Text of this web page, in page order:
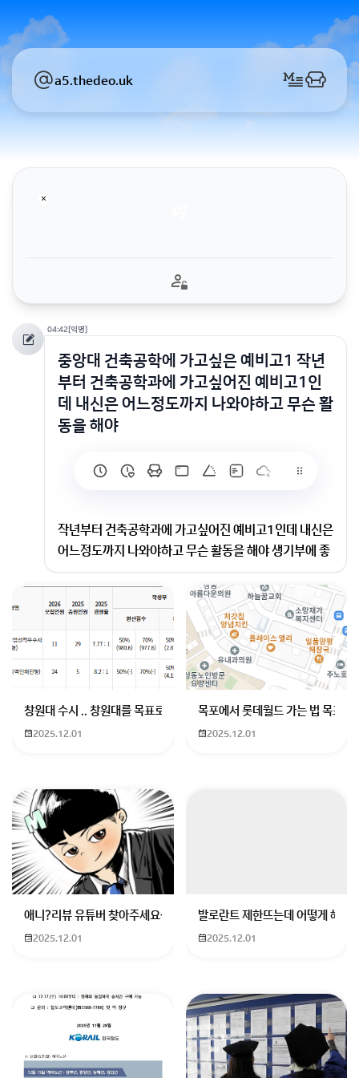
a5.thedeo.uk
04:42[익명]
중앙대 건축공학에 가고싶은 예비고1 작년
부터 건축공학과에 가고싶어진 예비고1인
데 내신은 어느정도까지 나와야하고 무슨 활
동을 해야
작년부터 건축공학과에 가고싶어진 예비고1인데 내신은
어느정도까지 나와야하고 무슨 활동을 해야 생기부에 좋
을까요정말 중앙대 건축공학에 가고싶어요ㅠㅠ
중앙대 건축공학은 내신 4등급 안팎이면 도전 가능해요
ㅎㅎ
건축 관련 봉사나 동아리 활동 있으면 좋답니다ㅠㅠ
열심히 준비하면 꼭 기회가 올 거예요!
회원가입 혹은 광고 [X]를 누르면 내용이 보입니다
창원대 수시 .. 창원대를 목표로 하고 있는 09년생입니다 지금 제 내신이
2025.12.01
목포에서 롯데월드 가는 법 목포
2025.12.01
애니?리뷰 유튜버 찾아주세요ㅠㅠ 무슨 검정머리 남자 캐릭터에 더빙하
2025.12.01
발로란트 제한뜨는데 어떻게 해야
2025.12.01